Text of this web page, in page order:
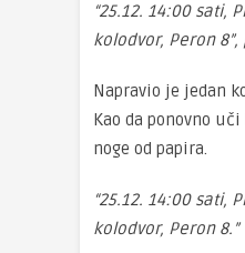
“25.12. 14:00 sati,
kolodvor, Peron
Napravio je jedan
Kao da ponovno
noge od papira.
“25.12. 14:00 sati,
kolodvor, Peron 8.”